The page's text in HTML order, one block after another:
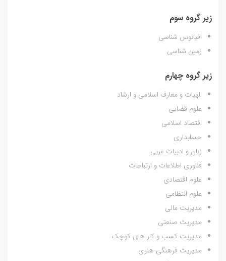
زیر گروه سوم
اقیانوس شناسی
زمین شناسی
زیر گروه چهارم
الهیات و معارف اسلامی و ارشاد
علوم قضایی
اقتصاد اسلامی
حسابداری
زبان و ادبیات عربی
فناوری اطلاعات و ارتباطات
علوم اقتصادی
علوم انتظامی
مدیریت مالی
مدیریت صنعتی
مدیریت کسب و کار های کوچک
مدیریت فرهنگی هنری